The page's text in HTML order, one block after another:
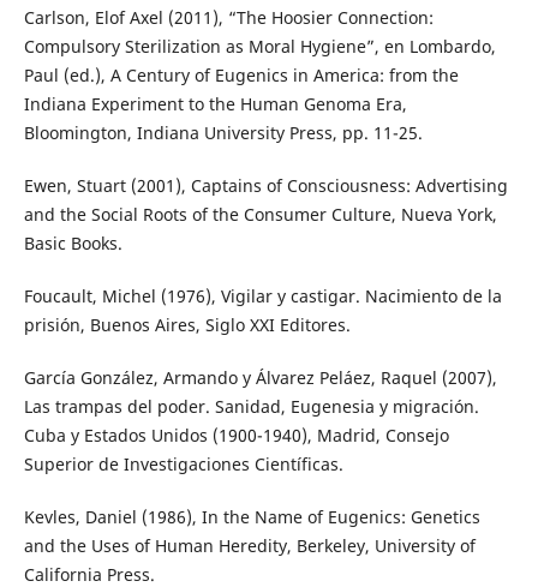
Carlson, Elof Axel (2011), “The Hoosier Connection:
Compulsory Sterilization as Moral Hygiene”, en Lombardo,
Paul (ed.), A Century of Eugenics in America: from the
Indiana Experiment to the Human Genoma Era,
Bloomington, Indiana University Press, pp. 11-25.
Ewen, Stuart (2001), Captains of Consciousness: Advertising
and the Social Roots of the Consumer Culture, Nueva York,
Basic Books.
Foucault, Michel (1976), Vigilar y castigar. Nacimiento de la
prisión, Buenos Aires, Siglo XXI Editores.
García González, Armando y Álvarez Peláez, Raquel (2007),
Las trampas del poder. Sanidad, Eugenesia y migración.
Cuba y Estados Unidos (1900-1940), Madrid, Consejo
Superior de Investigaciones Científicas.
Kevles, Daniel (1986), In the Name of Eugenics: Genetics
and the Uses of Human Heredity, Berkeley, University of
California Press.